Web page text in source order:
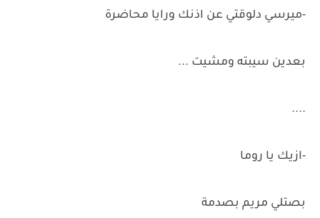
-ميرسي دلوقتي عن اذنك ورايا محاضرة
بعدين سيبته ومشيت ...
....
-ازيك يا روما
بصتلي مريم بصدمة